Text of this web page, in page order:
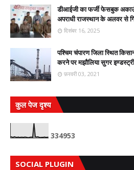
डीआईजी का फर्जी फेसबुक
अपराधी राजस्थान के अलवर से
दिसंबर 16, 2025
पश्चिम चंपारण जिला स्थित
करने पर मझौलिया सुगर
फ़रवरी 03, 2021
कुल पेज दृश्य
334953
SOCIAL PLUGIN